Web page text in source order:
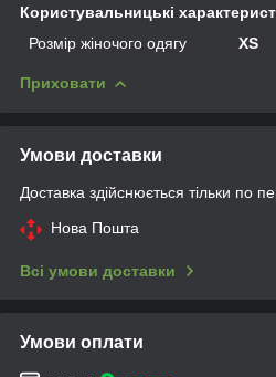
Користувальницькі
Розмір жіночого одягу
XS
Приховати
Умови доставки
Доставка здійснюється тільки по
Нова Пошта
Всі умови доставки
Умови оплати